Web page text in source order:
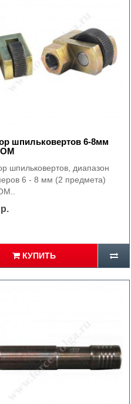
шпильковертов 6-8мм
шпильковертов, диапазон
6 - 8 мм (2 предмета)
КУПИТЬ